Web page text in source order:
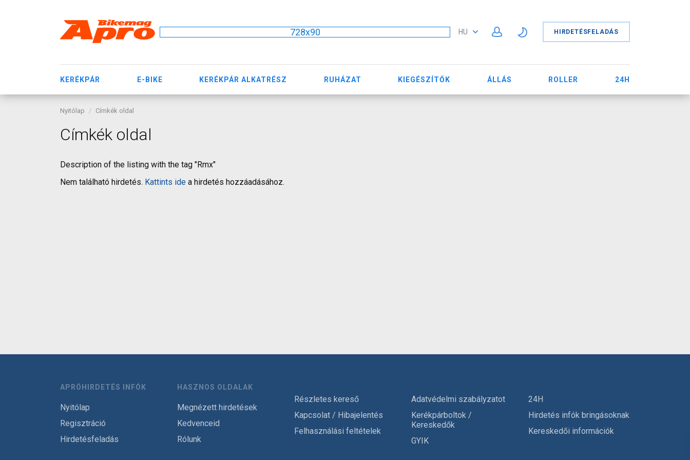
728x90 HU HIRDETÉSFELADÁS
KERÉKPÁR E-BIKE KERÉKPÁR ALKATRÉSZ RUHÁZAT KIEGÉSZÍTŐK ÁLLÁS ROLLER 24H
Nyitólap Címkék oldal
Címkék oldal
Description of the listing with the tag "Rmx"
Nem található hirdetés. Kattints ide a hirdetés hozzáadásához.
APRÓHIRDETÉS INFÓK
Nyitólap
Regisztráció
Hirdetésfeladás
HASZNOS OLDALAK
Megnézett hirdetések
Kedvenceid
Rólunk
Részletes kereső
Kapcsolat / Hibajelentés
Felhasználási feltételek
Adatvédelmi szabályzatot
Kerékpárboltok /
Kereskedők
GYIK
24H
Hirdetés infók bringásoknak
Kereskedői információk